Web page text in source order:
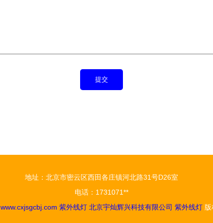
地址：北京市密云区西田各庄镇河北路31号D26室
电话：1731071**
www.cxjsgcbj.com 紫外线灯 北京宇灿辉兴科技有限公司 紫外线灯版